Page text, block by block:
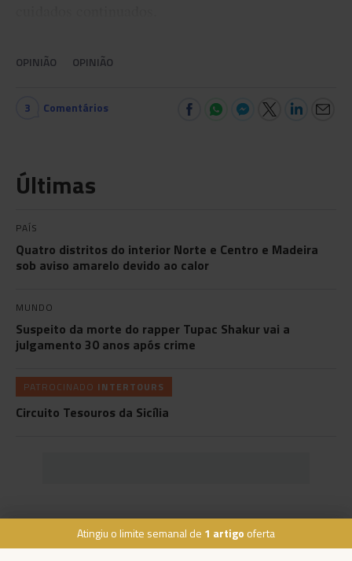
Atingiu o limite semanal de 1 artigo oferta
OPINIÃO OPINIÃO
3 Comentários
Últimas
PAÍS
Quatro distritos do interior Norte e Centro e Madeira
sob aviso amarelo devido ao calor
MUNDO
Suspeito da morte do rapper Tupac Shakur vai a
julgamento 30 anos após crime
PATROCINADO INTERTOURS
Circuito Tesouros da Sicília